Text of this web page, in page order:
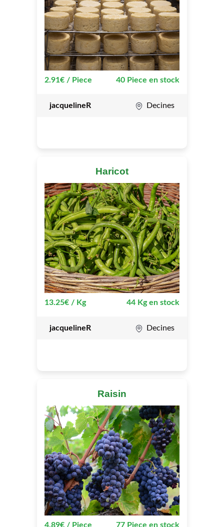
2.91€ / Piece 40 Piece en stock
jacquelineR Decines
Haricot
13.25€ / Kg 44 Kg en stock
jacquelineR Decines
Raisin
4.89€ / Piece 77 Piece en stock